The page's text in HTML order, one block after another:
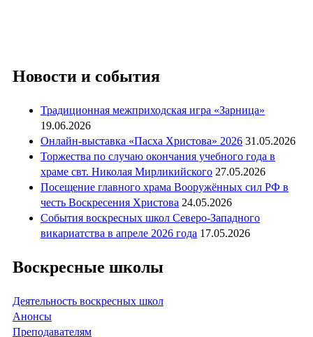
Новости и события
Традиционная межприходская игра «Зарница»
19.06.2026
Онлайн-выставка «Пасха Христова» 2026 31.05.2026
Торжества по случаю окончания учебного года в
храме свт. Николая Мирликийского 27.05.2026
Посещение главного храма Вооружённых сил РФ в
честь Воскресения Христова 24.05.2026
События воскресных школ Северо-Западного
викариатства в апреле 2026 года 17.05.2026
Воскресные школы
Деятельность воскресных школ
Анонсы
Преподавателям